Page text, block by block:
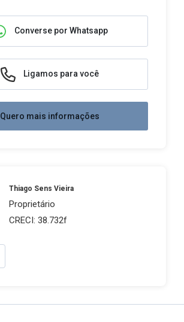
Converse por Whatsapp
Ligamos para você
Quero mais informações
Thiago Sens Vieira
Proprietário
CRECI: 38.732f